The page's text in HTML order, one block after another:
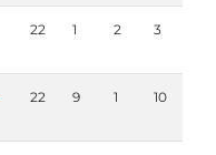
22 1 2 3
22 9 1 10